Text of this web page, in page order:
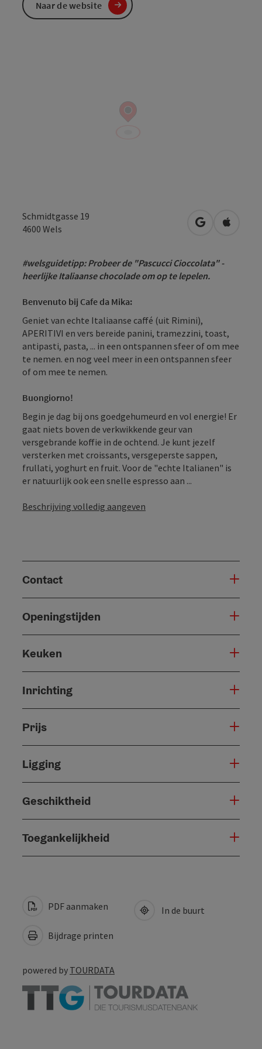
Schmidtgasse 19
4600 Wels Openen in
#welsguidetipp: Probeer de "Pascucci Cioccolata" -
heerlijke Italiaanse chocolade om op te lepelen.
Benvenuto bij Cafe da Mika:
Geniet van echte Italiaanse caffé (uit Rimini),
APERITIVI en vers bereide panini, tramezzini, toast,
antipasti, pasta, ... in een ontspannen sfeer of om mee
te nemen. en nog veel meer in een ontspannen sfeer
of om mee te nemen.
Buongiorno!
Begin je dag bij ons goedgehumeurd en vol energie! Er
gaat niets boven de verkwikkende geur van
versgebrande koffie in de ochtend. Je kunt jezelf
versterken met croissants, versgeperste sappen,
frullati, yoghurt en fruit. Voor de "echte Italianen" is
er natuurlijk ook een snelle espresso aan ...
Beschrijving volledig aangeven
Contact
Openingstijden
Keuken
Inrichting
Prijs
Ligging
Geschiktheid
Toegankelijkheid
Naar de website
PDF aanmaken
Bijdrage printen
In de buurt
powered by TOURDATA